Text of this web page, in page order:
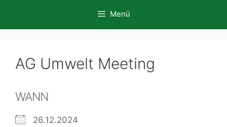
Menü
AG Umwelt Meeting
WANN
26.12.2024